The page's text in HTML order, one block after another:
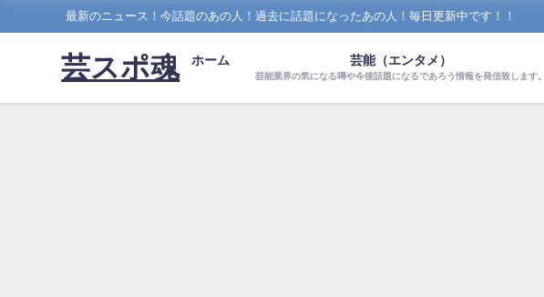
最新のニュース！今話題のあの人！過去に話題になったあの人！毎日更新中です！！
芸スポ魂 ホーム 芸能（エンタメ）
芸能業界の気になる噂や今後話題になるであろう情報を発信致します。